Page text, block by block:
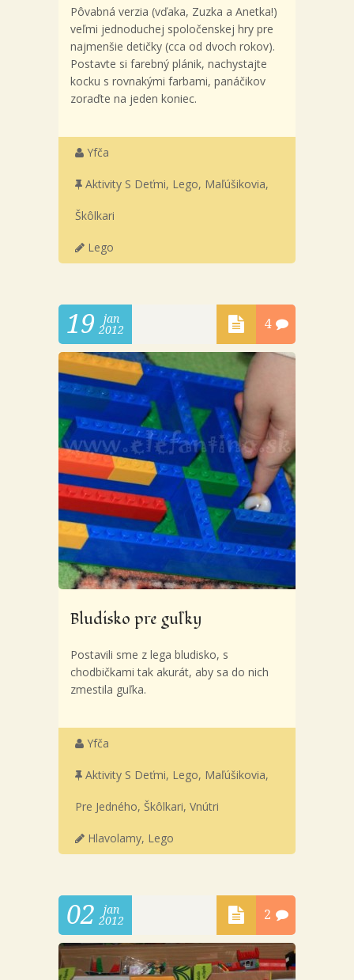
Pôvabná verzia (vďaka, Zuzka a Anetka!)
veľmi jednoduchej spoločenskej hry pre
najmenšie detičky (cca od dvoch rokov).
Postavte si farebný plánik, nachystajte
kocku s rovnakými farbami, panáčikov
zoraďte na jeden koniec.
Yfča
Aktivity S Deťmi, Lego, Maľúšikovia,
Škôlkari
Lego
19
jan
2012
4
Bludisko pre guľky
Postavili sme z lega bludisko, s
chodbičkami tak akurát, aby sa do nich
zmestila guľka.
Yfča
Aktivity S Deťmi, Lego, Maľúšikovia,
Pre Jedného, Škôlkari, Vnútri
Hlavolamy, Lego
02
jan
2012
2